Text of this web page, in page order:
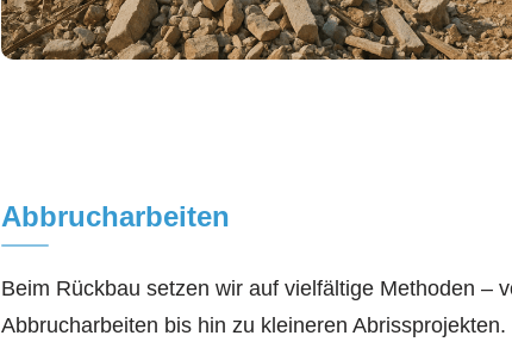
Abbrucharbeiten
Beim Rückbau setzen wir auf vielfältige Methoden –
Abbrucharbeiten bis hin zu kleineren